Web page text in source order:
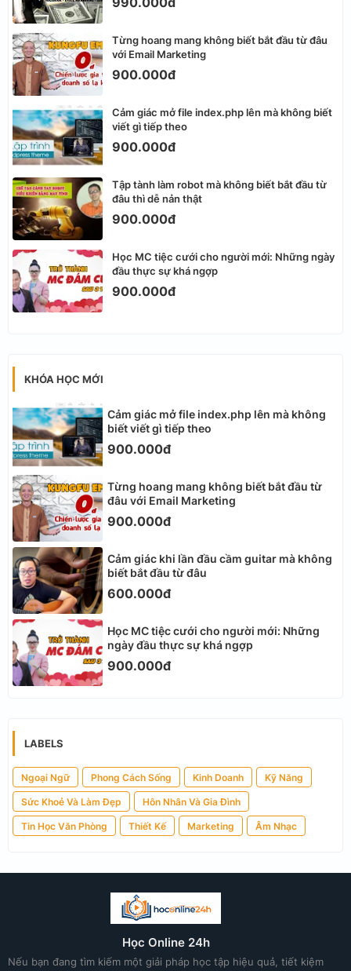
Từng hoang mang không biết bắt đầu từ đâu
với Email Marketing
900.000đ
Cảm giác mở file index.php lên mà không biết
viết gì tiếp theo
900.000đ
Tập tành làm robot mà không biết bắt đầu từ
đâu thì dễ nản thật
900.000đ
Học MC tiệc cưới cho người mới: Những ngày
đầu thực sự khá ngợp
900.000đ
KHÓA HỌC MỚI
Cảm giác mở file index.php lên mà không
biết viết gì tiếp theo
900.000đ
Từng hoang mang không biết bắt đầu từ
đâu với Email Marketing
900.000đ
Cảm giác khi lần đầu cầm guitar mà không
biết bắt đầu từ đâu
600.000đ
Học MC tiệc cưới cho người mới: Những
ngày đầu thực sự khá ngợp
900.000đ
LABELS
Ngoại Ngữ Phong Cách Sống Kinh Doanh Kỹ Năng
Sức Khoẻ Và Làm Đẹp Hôn Nhân Và Gia Đình
Tin Học Văn Phòng Thiết Kế Marketing Âm Nhạc
Học Online 24h
Nếu bạn đang tìm kiếm một giải pháp học tập hiệu quả, tiết kiệm